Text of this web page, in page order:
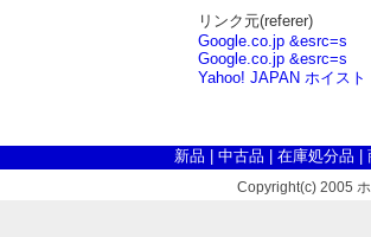
リンク元(referer)
Google.co.jp &esrc=s
Google.co.jp &esrc=s
Yahoo! JAPAN ホイス
新品 中古品 在庫処分品
Copyright(c) 2005